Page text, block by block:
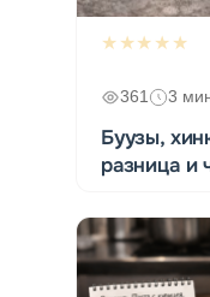
★★★★★
361 3
Буузы,
разница и